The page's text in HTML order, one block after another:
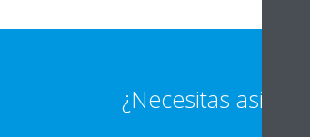
¿Necesitas